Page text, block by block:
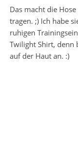
Das macht die
tragen. ;) Ich habe
ruhigen
Twilight Shirt, denn
auf der Haut an. :)